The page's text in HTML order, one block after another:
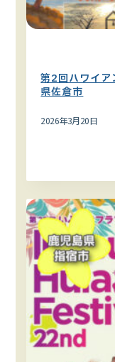
第2回ハワイ
県佐倉市
2026年3月20日